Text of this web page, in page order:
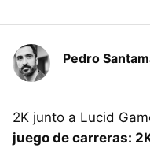
Pedro
2K junto a Lucid
juego de carreras: